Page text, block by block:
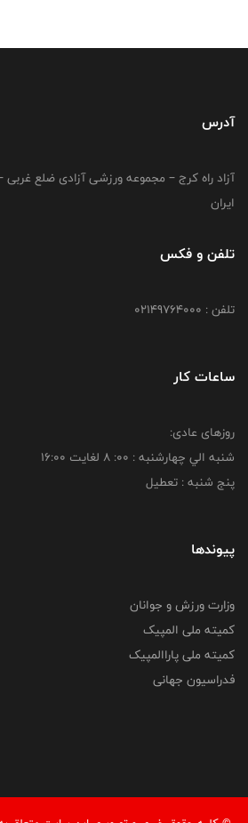
آدرس
آزاد راه کرج – مجموعه ورزشی آزادی ضلع
ایران
تلفن و فکس
تلفن : 02149764000
ساعات کار
روزهای عادی:
شنبه الي چهارشنبه : 00: 8 لغايت 16:00
پنج شنبه : تعطیل
پیوندها
وزارت ورزش و جوانان
کمیته ملی المپیک
کمیته ملی پاراالمپیک
فدراسیون جهانی